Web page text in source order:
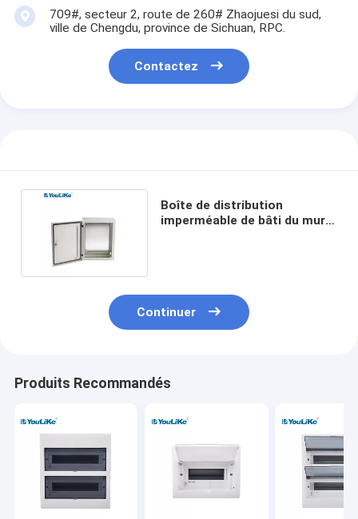
709#, secteur 2, route de 260# Zhaojuesi du sud,
ville de Chengdu, province de Sichuan, RPC.
Contactez
Boîte de distribution
imperméable de bâti du mur
Continuer
Produits Recommandés